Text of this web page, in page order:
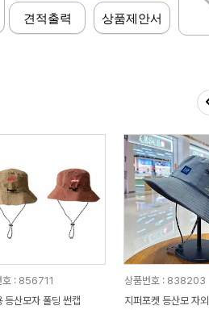
견적출력 상품제안서
호 : 856711
등산모자 폴딩 썬캡
상품번호 : 838203
지퍼포켓 등산모 자